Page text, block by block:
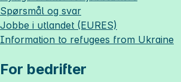
Spørsmål og svar
Jobbe i utlandet (EURES)
Information to refugees from Ukraine
For bedrifter